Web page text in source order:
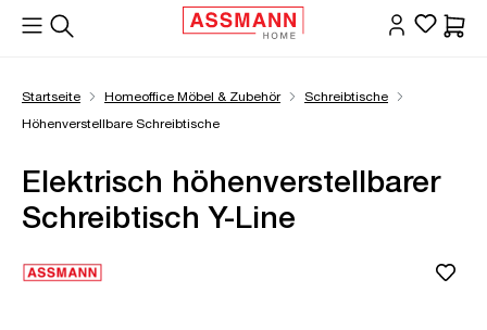
springen
Startseite Homeoffice Möbel & Zubehör
Schreibtische
Höhenverstellbare Schreibtische
Elektrisch höhenverstellbarer
Schreibtisch Y-Line